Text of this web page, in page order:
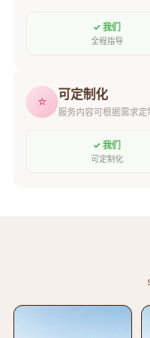
✓ 我们
全程指导
⭐ 可定制化
服务内容可根据需求定
✓ 我们
可定制化